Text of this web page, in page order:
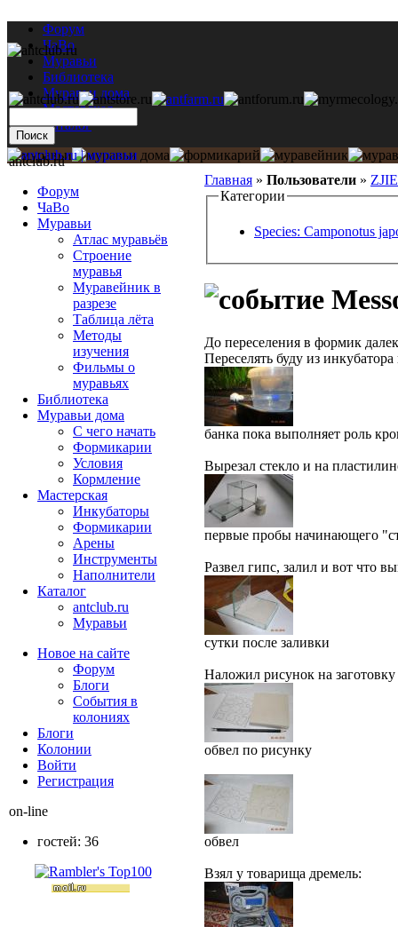
Форум
ЧаВо
Муравьи
Библиотека
Муравьи дома
Мастерская
Каталог
Главная » Пользователи »
Категории
Species: Camponotus
До переселения в формик
Переселять буду из
банка пока выполняет роль
Вырезал стекло и на
первые пробы начинающего
Развел гипс, залил и вот что
сутки после заливки
Наложил рисунок на
обвел по рисунку
обвел
Взял у товарища дремель:
antclub.ru
Форум
ЧаВо
Муравьи
Атлас муравьёв
Строение
муравья
Муравейник в
разрезе
Таблица лёта
Методы
изучения
Фильмы о
муравьях
Библиотека
Муравьи дома
С чего начать
Формикарии
Условия
Кормление
Мастерская
Инкубаторы
Формикарии
Арены
Инструменты
Наполнители
Каталог
antclub.ru
Муравьи
Новое на сайте
Форум
Блоги
События в
колониях
Блоги
Колонии
Войти
Peгиcтpaция
on-line
гостей: 36